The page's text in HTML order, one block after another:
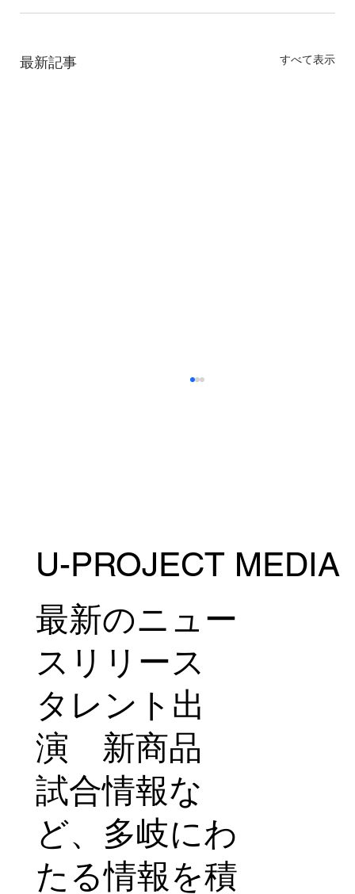
最新記事 すべて表示
山本美憂、ボクシングデビュー戦の密着
U-PROJECT MEDIA
最新のニュー
スリリース
タレント出
演 新商品
試合情報な
ど、多岐にわ
たる情報を積